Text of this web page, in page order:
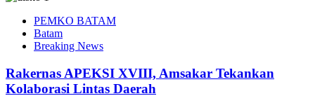
PEMKO BATAM
Batam
Breaking News
Rakernas APEKSI XVIII, Amsakar Tekankan
Kolaborasi Lintas Daerah